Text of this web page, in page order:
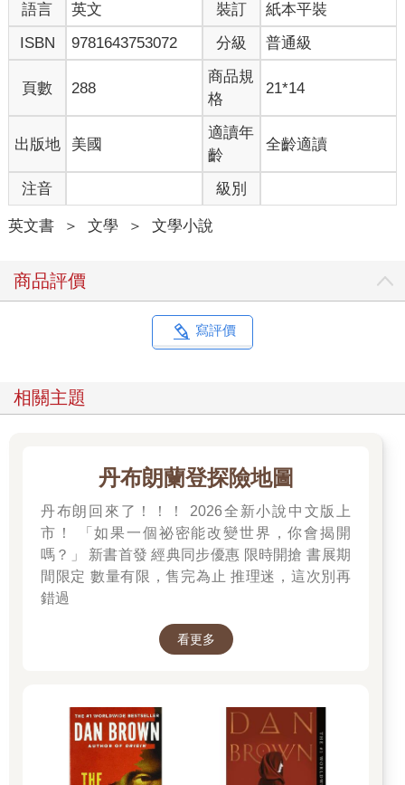
語言 英文 裝訂
紙本平裝
ISBN
9781643753072 分級 普通級
頁數 288
商品規
格
21*14
出版地 美國
適讀年
齡
全齡適讀
注音 級別
英文書 ＞ 文學 ＞ 文學小說
商品評價
寫評價
相關主題
丹布朗蘭登探險地圖
丹布朗回來了！！！ 2026全新小說中文版上
市！ 「如果一個祕密能改變世界，你會揭開
嗎？」 新書首發 經典同步優惠 限時開搶 書展期
間限定 數量有限，售完為止 推理迷，這次別再
錯過
看更多